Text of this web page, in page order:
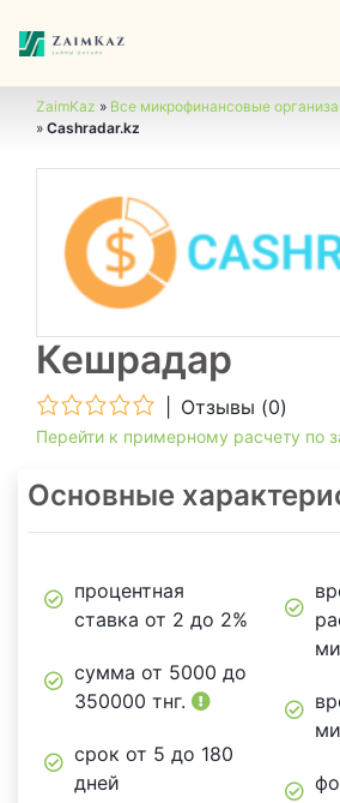
ZaimKaz » Все микрофинансовые
» Cashradar.kz
Кешрадар
Отзывы (0)
Перейти к примерному расчету по
Основные
процентная
ставка от 2 до 2%
сумма от 5000 до
350000 тнг.
срок от 5 до 180
дней